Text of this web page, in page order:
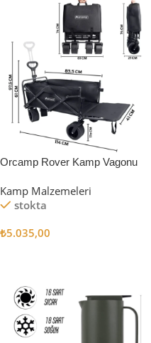
Orcamp Rover Kamp Vagonu
Kamp Malzemeleri
stokta
₺5.035,00